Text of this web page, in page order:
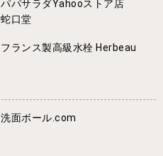
パパサラダYahooストア店
蛇口堂
フランス製高級水栓 Herbeau
洗面ボール.com